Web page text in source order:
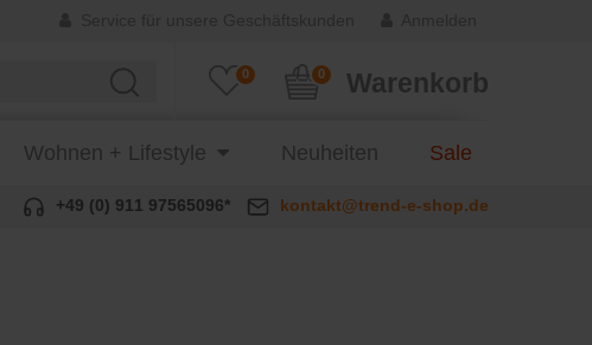
0 Warenkorb
0
Wohnen + Lifestyle Neuheiten Sale
+49 (0) 911 97565096* kontakt@trend-e-shop.de